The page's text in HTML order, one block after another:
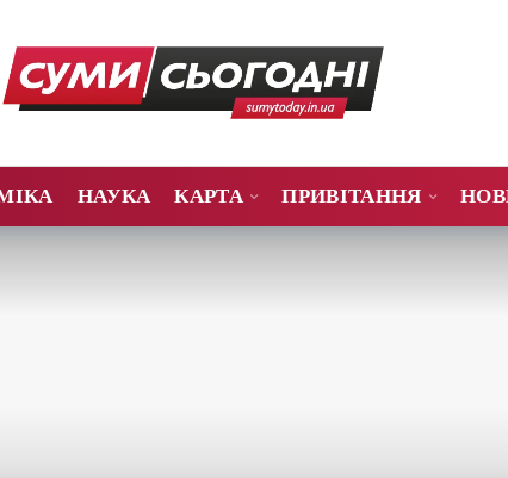
НАУКА КАРТА ПРИВІТАННЯ